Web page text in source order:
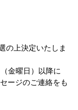
の上決定いたしま
金曜日）以降に
ージのご連絡をも